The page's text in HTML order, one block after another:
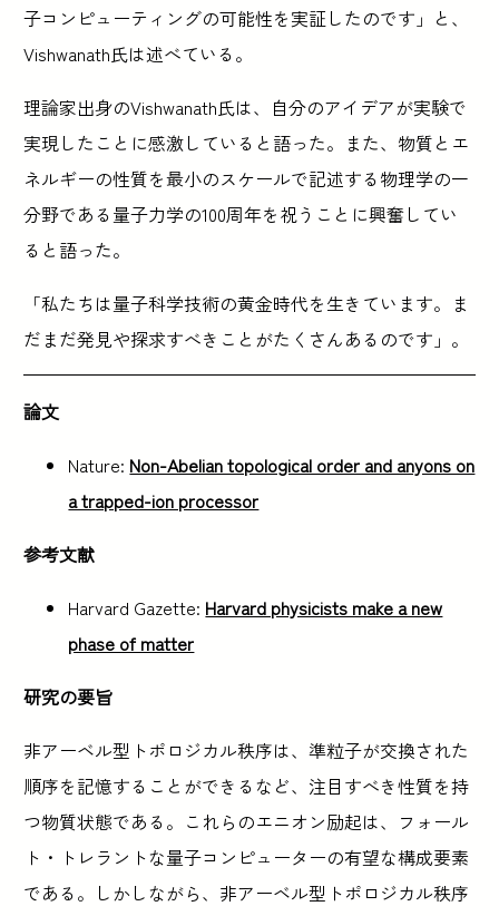
子コンピューティングの可能性を実証したのです」と、
Vishwanath氏は述べている。
理論家出身のVishwanath氏は、自分のアイデアが実験で
実現したことに感激していると語った。また、物質とエ
ネルギーの性質を最小のスケールで記述する物理学の一
分野である量子力学の100周年を祝うことに興奮してい
ると語った。
「私たちは量子科学技術の黄金時代を生きています。ま
だまだ発見や探求すべきことがたくさんあるのです」。
論文
Nature: Non-Abelian topological order and anyons on
a trapped-ion processor
参考文献
Harvard Gazette: Harvard physicists make a new
phase of matter
研究の要旨
非アーベル型トポロジカル秩序は、準粒子が交換された
順序を記憶することができるなど、注目すべき性質を持
つ物質状態である。これらのエニオン励起は、フォール
ト・トレラントな量子コンピューターの有望な構成要素
である。しかしながら、非アーベル型トポロジカル秩序